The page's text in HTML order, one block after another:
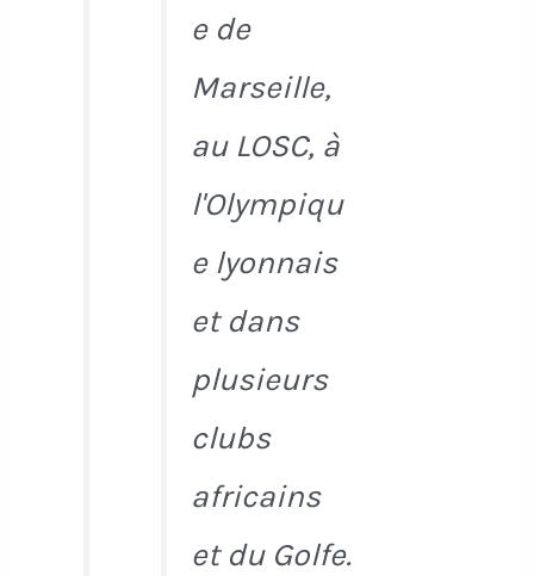
e de
Marseille,
au LOSC, à
l'Olympiqu
e lyonnais
et dans
plusieurs
clubs
africains
et du Golfe.